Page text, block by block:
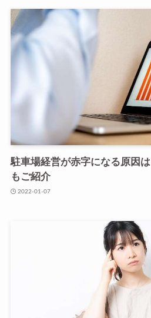
駐車場経営が赤字になる原因
もご紹介
2022-01-07